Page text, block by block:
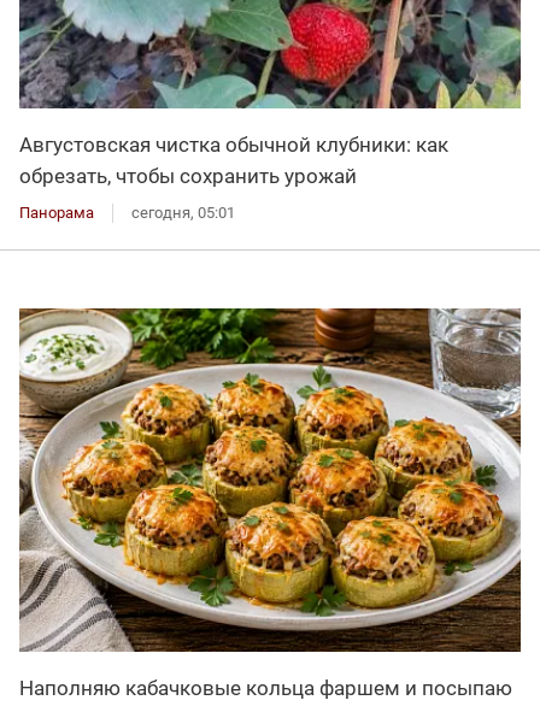
Августовская чистка обычной клубники: как
обрезать, чтобы сохранить урожай
Панорама сегодня, 05:01
Наполняю кабачковые кольца фаршем и посыпаю